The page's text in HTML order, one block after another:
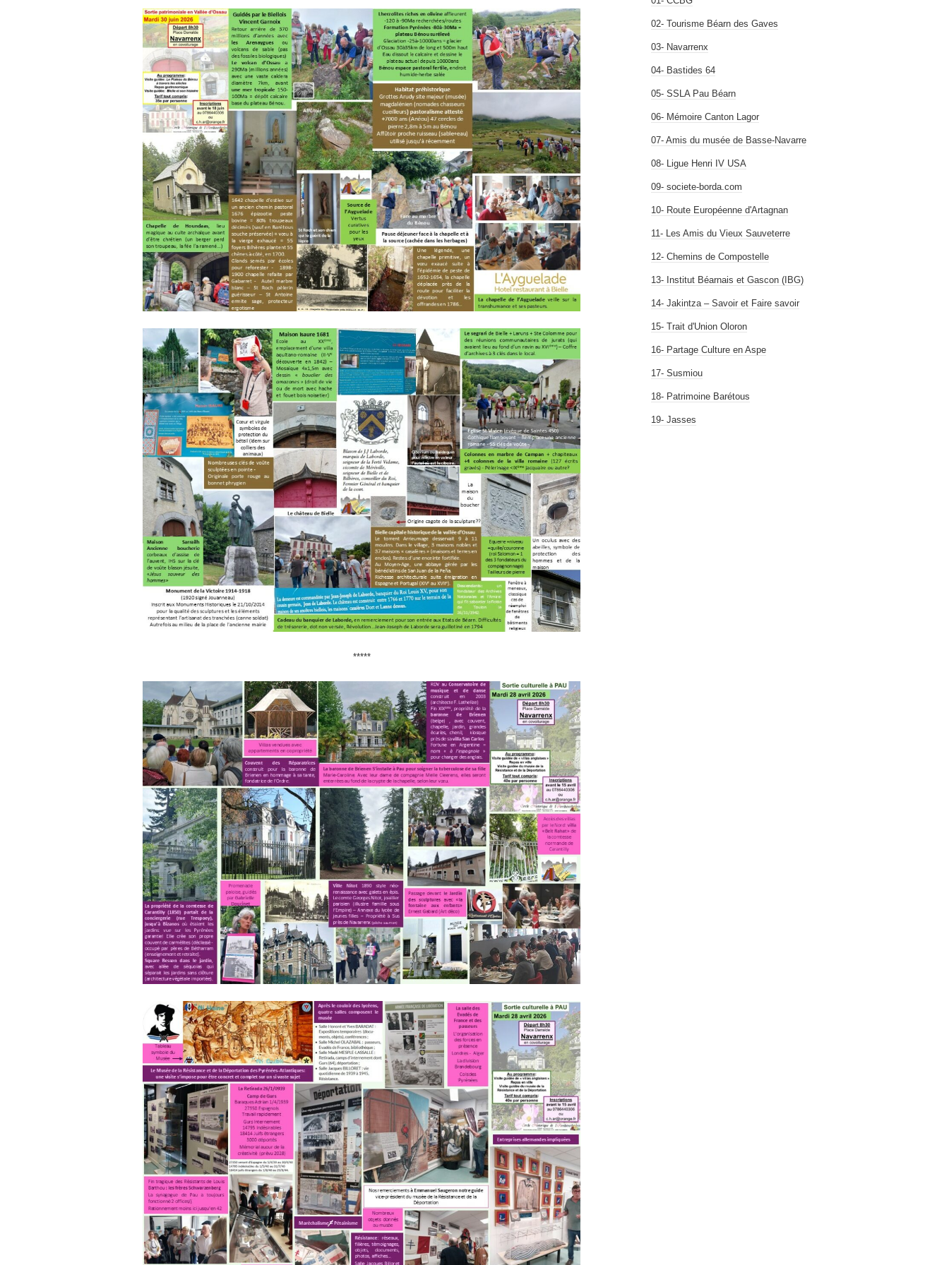
*****
02- Tourisme Béarn des Gaves
03- Navarrenx
04- Bastides 64
05- SSLA Pau Béarn
06- Mémoire Canton Lagor
07- Amis du musée de Basse-Navarre
08- Ligue Henri IV USA
09- societe-borda.com
10- Route Européenne d'Artagnan
11- Les Amis du Vieux Sauveterre
12- Chemins de Compostelle
13- Institut Béarnais et Gascon (IBG)
14- Jakintza – Savoir et Faire savoir
15- Trait d'Union Oloron
16- Partage Culture en Aspe
17- Susmiou
18- Patrimoine Barétous
19- Jasses